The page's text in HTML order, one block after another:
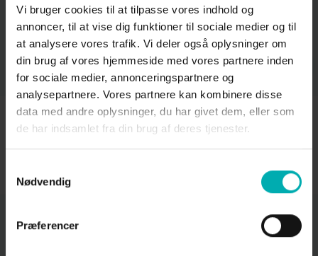
Vi bruger cookies til at tilpasse vores indhold og
annoncer, til at vise dig funktioner til sociale medier og til
at analysere vores trafik. Vi deler også oplysninger om
din brug af vores hjemmeside med vores partnere inden
for sociale medier, annonceringspartnere og
analysepartnere. Vores partnere kan kombinere disse
data med andre oplysninger, du har givet dem, eller som
de har indsamlet fra din brug af deres tjenester.
Nødvendig
Præferencer
Ved drægtighedsscanning af tæver vurderer vi
fostrenes tilstand og hjælper i beslutningsprocessen
omkring kejsersnit, hvor vi kan afgøre, om der er
behov for at handle hurtigt, eller om der kan gives
mere tid.
Ydelser for katte